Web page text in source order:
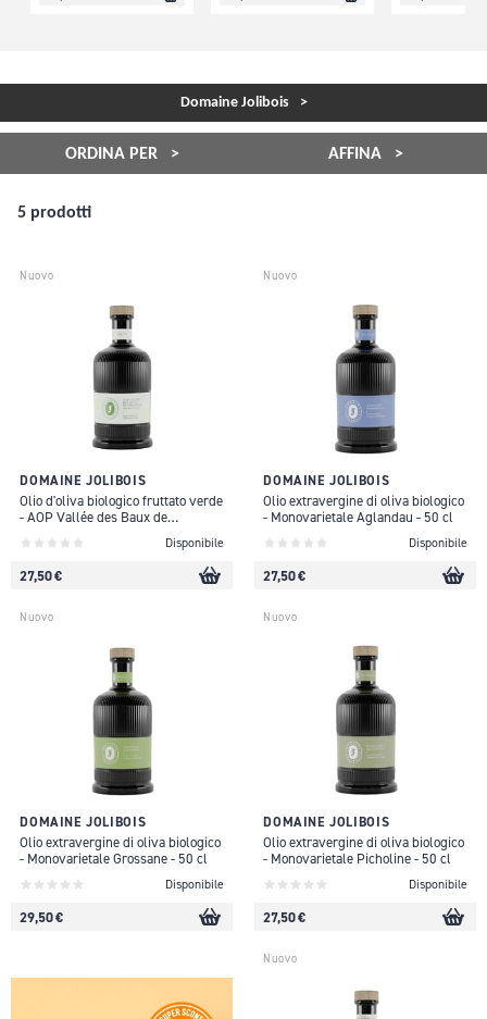
Domaine Jolibois
ORDINA PER AFFINA
5 prodotti
Nuovo
DOMAINE JOLIBOIS
Olio d'oliva biologico fruttato verde
- AOP Vallée des Baux de
Disponibile
27,50 €
Nuovo
DOMAINE JOLIBOIS
Olio extravergine di oliva biologico
- Monovarietale Aglandau - 50 cl
Disponibile
27,50 €
Nuovo
DOMAINE JOLIBOIS
Olio extravergine di oliva biologico
- Monovarietale Grossane - 50 cl
Disponibile
29,50 €
Nuovo
DOMAINE JOLIBOIS
Olio extravergine di oliva biologico
- Monovarietale Picholine - 50 cl
Disponibile
27,50 €
Nuovo